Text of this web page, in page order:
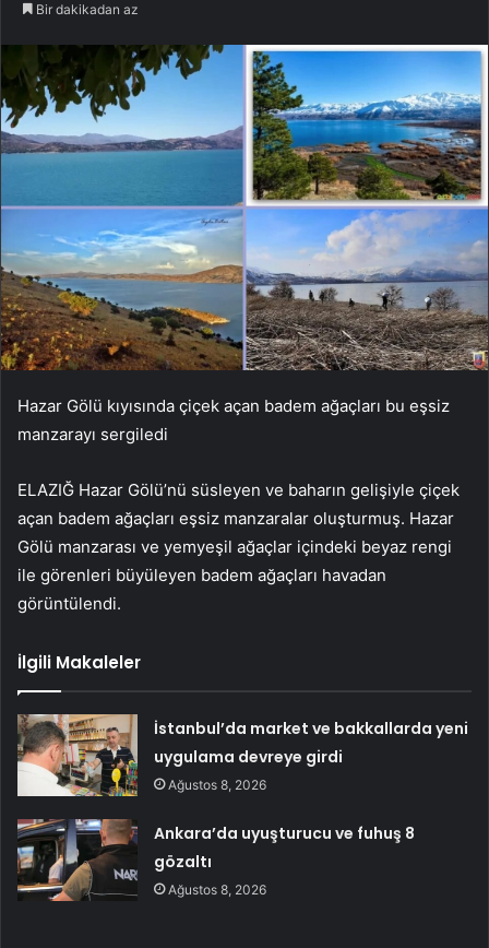
Bir dakikadan az
Hazar Gölü kıyısında çiçek açan badem ağaçları bu eşsiz
manzarayı sergiledi
ELAZIĞ Hazar Gölü’nü süsleyen ve baharın gelişiyle çiçek
açan badem ağaçları eşsiz manzaralar oluşturmuş. Hazar
Gölü manzarası ve yemyeşil ağaçlar içindeki beyaz rengi
ile görenleri büyüleyen badem ağaçları havadan
görüntülendi.
İlgili Makaleler
İstanbul’da market ve bakkallarda yeni
uygulama devreye girdi
Ağustos 8, 2026
Ankara’da uyuşturucu ve fuhuş 8
gözaltı
Ağustos 8, 2026